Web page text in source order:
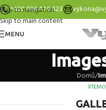
Skip to navigation
Skip to main content
+420 606 446 423
MENU
Domů/